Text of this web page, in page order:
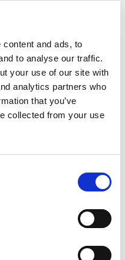
and ads, to
to analyse our traffic.
your use of our site with
analytics partners who
that you’ve
collected from your use
errichtet. Das
sich
spätestens mit
Polizei bricht die
wieder
ein.